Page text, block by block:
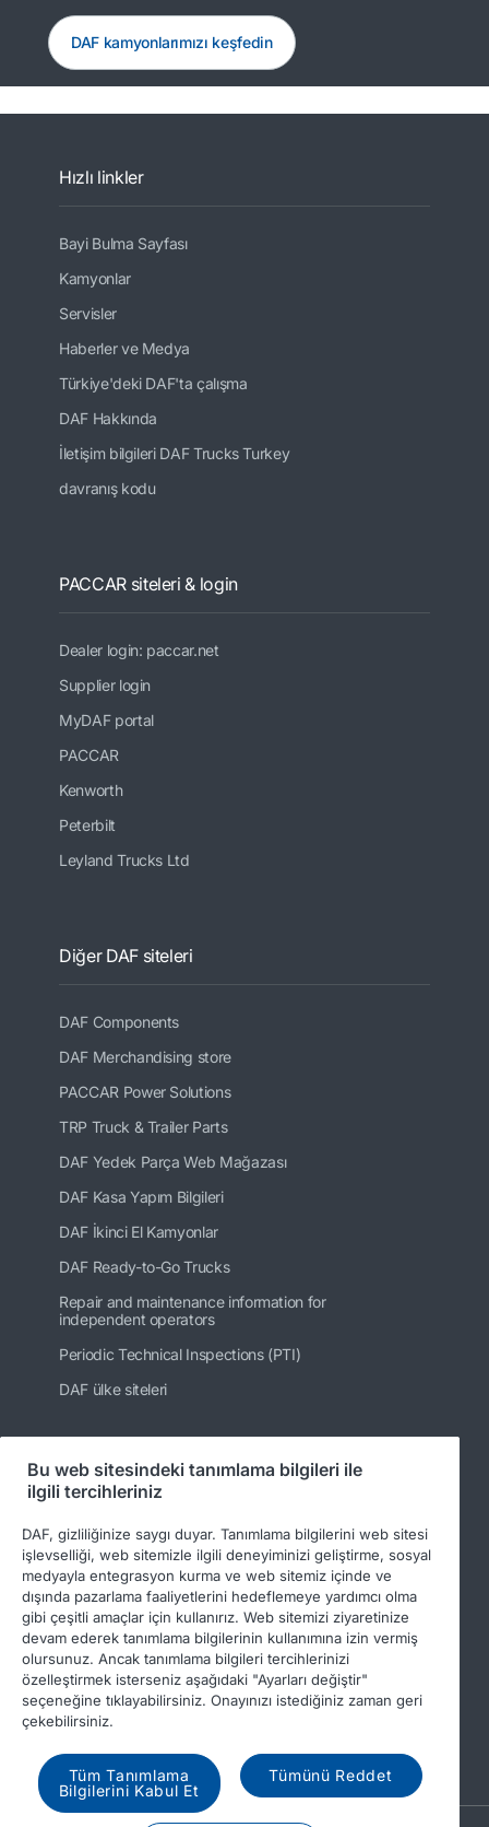
DAF kamyonlarımızı keşfedin
Hızlı linkler
Bayi Bulma Sayfası
Kamyonlar
Servisler
Haberler ve Medya
Türkiye'deki DAF'ta çalışma
DAF Hakkında
İletişim bilgileri DAF Trucks Turkey
davranış kodu
PACCAR siteleri & login
Dealer login: paccar.net
Supplier login
MyDAF portal
PACCAR
Kenworth
Peterbilt
Leyland Trucks Ltd
Diğer DAF siteleri
DAF Components
DAF Merchandising store
PACCAR Power Solutions
TRP Truck & Trailer Parts
DAF Yedek Parça Web Mağazası
DAF Kasa Yapım Bilgileri
DAF İkinci El Kamyonlar
DAF Ready-to-Go Trucks
Repair and maintenance information for
independent operators
Periodic Technical Inspections (PTI)
DAF ülke siteleri
Bizi takip edin
© 2026 DAF Legal notice
Privacy statement
Income Tax Report
Bu web sitesindeki tanımlama bilgileri ile
ilgili tercihleriniz
DAF, gizliliğinize saygı duyar. Tanımlama bilgilerini web sitesi
işlevselliği, web sitemizle ilgili deneyiminizi geliştirme, sosyal
medyayla entegrasyon kurma ve web sitemiz içinde ve
dışında pazarlama faaliyetlerini hedeflemeye yardımcı olma
gibi çeşitli amaçlar için kullanırız. Web sitemizi ziyaretinize
devam ederek tanımlama bilgilerinin kullanımına izin vermiş
olursunuz. Ancak tanımlama bilgileri tercihlerinizi
özelleştirmek isterseniz aşağıdaki "Ayarları değiştir"
seçeneğine tıklayabilirsiniz. Onayınızı istediğiniz zaman geri
çekebilirsiniz.
Tüm Tanımlama
Bilgilerini Kabul Et
Tümünü Reddet